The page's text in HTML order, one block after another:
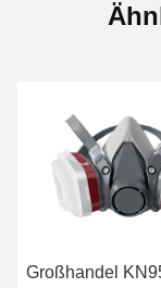
Großhandel